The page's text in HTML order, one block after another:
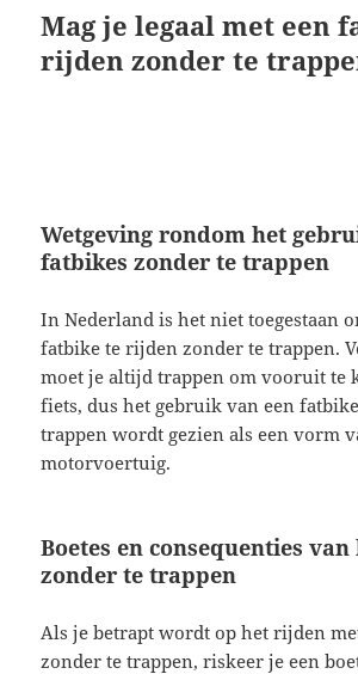
Mag je legaal met een
rijden zonder te
Wetgeving rondom het
fatbikes zonder te trappen
In Nederland is het niet toegestaan
fatbike te rijden zonder te trappen.
moet je altijd trappen om vooruit te
fiets, dus het gebruik van een
trappen wordt gezien als een vorm
motorvoertuig.
Boetes en consequenties
zonder te trappen
Als je betrapt wordt op het rijden
zonder te trappen, riskeer je een